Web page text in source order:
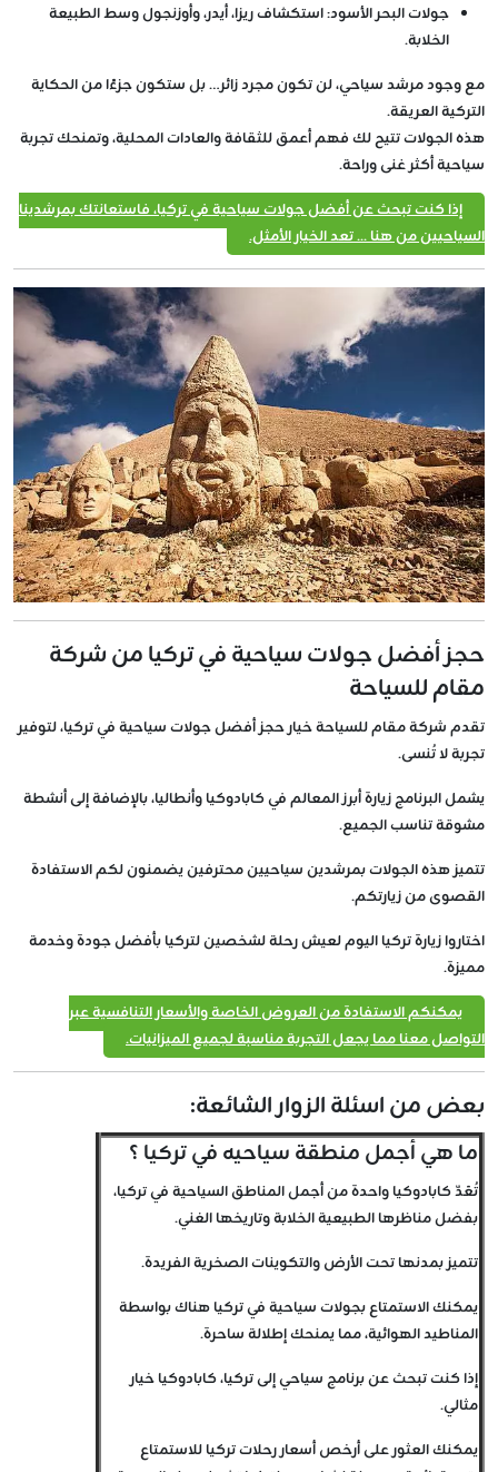
جولات البحر الأسود: استكشاف ريزا، أيدر، وأوزنجول وسط الطبيعة
الخلابة.
مع وجود مرشد سياحي، لن تكون مجرد زائر… بل ستكون جزءًا من الحكاية
التركية العريقة.
هذه الجولات تتيح لك فهم أعمق للثقافة والعادات المحلية، وتمنحك تجربة
سياحية أكثر غنى وراحة.
إذا كنت تبحث عن أفضل جولات سياحية في تركيا، فاستعانتك بمرشدينا
السياحيين من هنا ... تعد الخيار الأمثل.
حجز أفضل جولات سياحية في تركيا من شركة
مقام للسياحة
تقدم شركة مقام للسياحة خيار حجز أفضل جولات سياحية في تركيا، لتوفير
تجربة لا تُنسى.
يشمل البرنامج زيارة أبرز المعالم في كابادوكيا وأنطاليا، بالإضافة إلى أنشطة
مشوقة تناسب الجميع.
تتميز هذه الجولات بمرشدين سياحيين محترفين يضمنون لكم الاستفادة
القصوى من زيارتكم.
اختاروا زيارة تركيا اليوم لعيش رحلة لشخصين لتركيا بأفضل جودة وخدمة
مميزة.
يمكنكم الاستفادة من العروض الخاصة والأسعار التنافسية عبر
التواصل معنا مما يجعل التجربة مناسبة لجميع الميزانيات.
بعض من اسئلة الزوار الشائعة:
ما هي أجمل منطقة سياحيه في تركيا ؟
تُعَدّ كابادوكيا واحدة من أجمل المناطق السياحية في تركيا،
بفضل مناظرها الطبيعية الخلابة وتاريخها الغني.
تتميز بمدنها تحت الأرض والتكوينات الصخرية الفريدة.
يمكنك الاستمتاع بجولات سياحية في تركيا هناك بواسطة
المناطيد الهوائية، مما يمنحك إطلالة ساحرة.
إذا كنت تبحث عن برنامج سياحي إلى تركيا، كابادوكيا خيار
مثالي.
يمكنك العثور على أرخص أسعار رحلات تركيا للاستمتاع